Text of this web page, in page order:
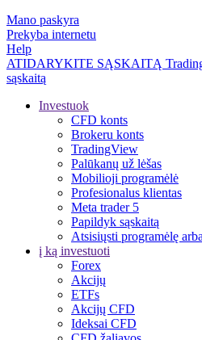
Mano paskyra
Prekyba internetu
Help
ATIDARYKITE SĄSKAITĄ
sąskaitą
Investuok
CFD konts
Brokeru konts
TradingView
Palūkanų už lėšas
Mobilioji programėlė
Profesionalus klientas
Meta trader 5
Papildyk sąskaitą
Atsisiųsti programėlę
į ką investuoti
Forex
Akcijų
ETFs
Akcijų CFD
Ideksai CFD